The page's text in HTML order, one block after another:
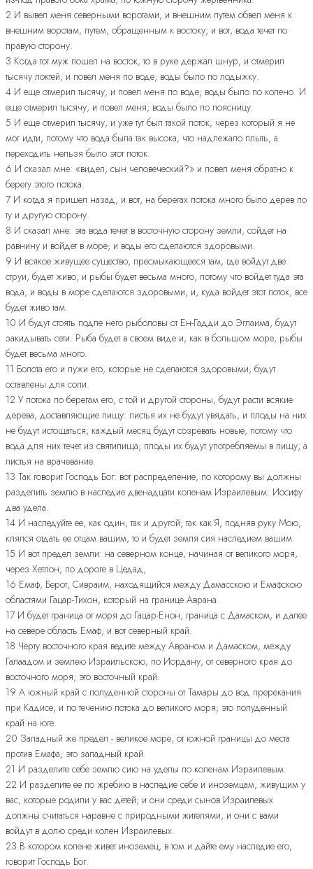
2 И вывел меня северными воротами, и внешним путем обвел меня к
внешним воротам, путем, обращенным к востоку; и вот, вода течет по
правую сторону.
3 Когда тот муж пошел на восток, то в руке держал шнур, и отмерил
тысячу локтей, и повел меня по воде; воды было по лодыжку.
4 И еще отмерил тысячу, и повел меня по воде; воды было по колено. И
еще отмерил тысячу, и повел меня; воды было по поясницу.
5 И еще отмерил тысячу, и уже тут был такой поток, через который я не
мог идти, потому что вода была так высока, что надлежало плыть, а
переходить нельзя было этот поток.
6 И сказал мне: «видел, сын человеческий?» и повел меня обратно к
берегу этого потока.
7 И когда я пришел назад, и вот, на берегах потока много было дерев по
ту и другую сторону.
8 И сказал мне: эта вода течет в восточную сторону земли, сойдет на
равнину и войдет в море; и воды его сделаются здоровыми.
9 И всякое живущее существо, пресмыкающееся там, где войдут две
струи, будет живо; и рыбы будет весьма много, потому что войдет туда эта
вода, и воды в море сделаются здоровыми, и, куда войдет этот поток, все
будет живо там.
10 И будут стоять подле него рыболовы от Ен-Гадди до Эглаима, будут
закидывать сети. Рыба будет в своем виде и, как в большом море, рыбы
будет весьма много.
11 Болота его и лужи его, которые не сделаются здоровыми, будут
оставлены для соли.
12 У потока по берегам его, с той и другой стороны, будут расти всякие
дерева, доставляющие пищу: листья их не будут увядать, и плоды на них
не будут истощаться; каждый месяц будут созревать новые, потому что
вода для них течет из святилища; плоды их будут употребляемы в пищу, а
листья на врачевание.
13 Так говорит Господь Бог: вот распределение, по которому вы должны
разделить землю в наследие двенадцати коленам Израилевым: Иосифу
два удела.
14 И наследуйте ее, как один, так и другой; так как Я, подняв руку Мою,
клялся отдать ее отцам вашим, то и будет земля сия наследием вашим.
15 И вот предел земли: на северном конце, начиная от великого моря,
через Хетлон, по дороге в Цедад,
16 Емаф, Берот, Сивраим, находящийся между Дамасскою и Емафскою
областями Гацар-Тихон, который на границе Аврана.
17 И будет граница от моря до Гацар-Енон, граница с Дамаском, и далее
на севере область Емаф; и вот северный край.
18 Черту восточного края ведите между Авраном и Дамаском, между
Галаадом и землею Израильскою, по Иордану, от северного края до
восточного моря; это восточный край.
19 А южный край с полуденной стороны от Тамары до вод пререкания
при Кадисе, и по течению потока до великого моря; это полуденный
край на юге.
20 Западный же предел - великое море, от южной границы до места
против Емафа; это западный край.
21 И разделите себе землю сию на уделы по коленам Израилевым.
22 И разделите ее по жребию в наследие себе и иноземцам, живущим у
вас, которые родили у вас детей; и они среди сынов Израилевых
должны считаться наравне с природными жителями, и они с вами
войдут в долю среди колен Израилевых.
23 В котором колене живет иноземец, в том и дайте ему наследие его,
говорит Господь Бог.